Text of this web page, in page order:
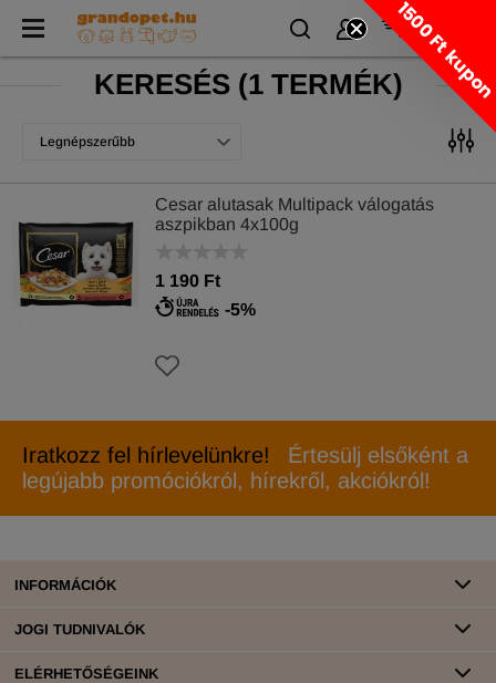
KERESÉS(1 TERMÉK)
Legnépszerűbb
Cesar alutasak Multipack válogatás
aszpikban 4x100g
1 190 Ft
-5%
Iratkozz fel hírlevelünkre!
Értesülj elsőként a
legújabb promóciókról, hírekről, akciókról!
INFORMÁCIÓK
JOGI TUDNIVALÓK
ELÉRHETŐSÉGEINK
1500 Ft